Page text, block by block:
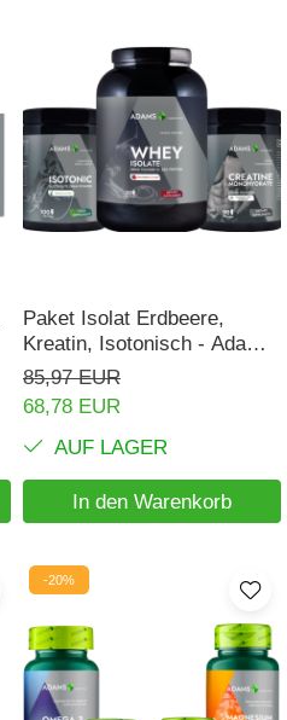
Paket Isolat Erdbeere,
Kreatin, Isotonisch - Adams
Supplements
85,97 EUR
68,78 EUR
AUF LAGER
In den Warenkorb
-20%